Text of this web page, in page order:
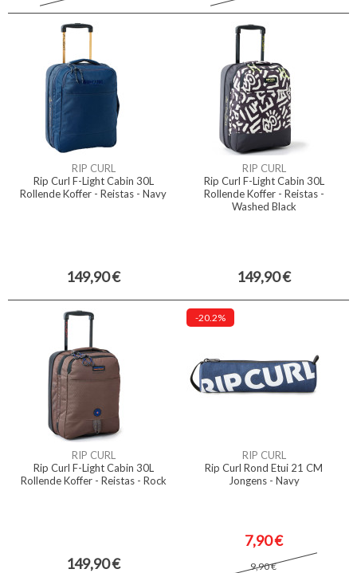
RIP CURL
Rip Curl F-Light Cabin 30L
Rollende Koffer - Reistas - Navy
149,90 €
RIP CURL
Rip Curl F-Light Cabin 30L
Rollende Koffer - Reistas -
Washed Black
149,90 €
RIP CURL
Rip Curl F-Light Cabin 30L
Rollende Koffer - Reistas - Rock
149,90 €
-20.2%
RIP CURL
Rip Curl Rond Etui 21 CM
Jongens - Navy
7,90 €
9,90 €